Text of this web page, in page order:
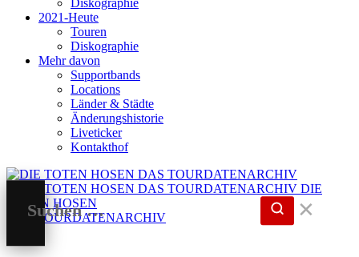
2021-Heute
Touren
Diskographie
Mehr davon
Supportbands
Locations
Länder & Städte
Änderungshistorie
Liveticker
Kontakthof
DIE
TOTEN HOSEN
DAS TOURDATENARCHIV
✕